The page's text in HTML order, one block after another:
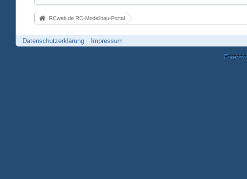
RCweb.de RC-Modellbau-Portal
Datenschutzerklärung Impressum